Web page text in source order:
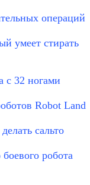
операций
умеет стирать
с 32 ногами
Robot Land
сальто
робота